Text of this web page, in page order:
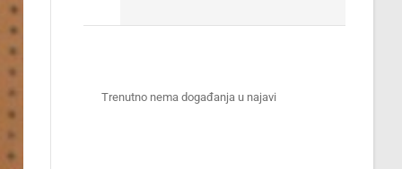
Trenutno nema događanja u najavi